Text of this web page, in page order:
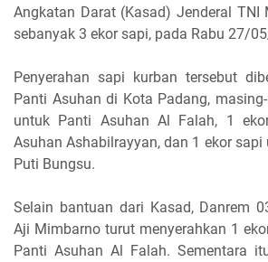
Angkatan Darat (Kasad) Jenderal TNI
sebanyak 3 ekor sapi, pada Rabu 27/
Penyerahan sapi kurban tersebut
Panti Asuhan di Kota Padang,
untuk Panti Asuhan Al Falah, 1
Asuhan Ashabilrayyan, dan 1 ekor
Puti Bungsu.
Selain bantuan dari Kasad, Danrem
Aji Mimbarno turut menyerahkan 1
Panti Asuhan Al Falah. Sementara